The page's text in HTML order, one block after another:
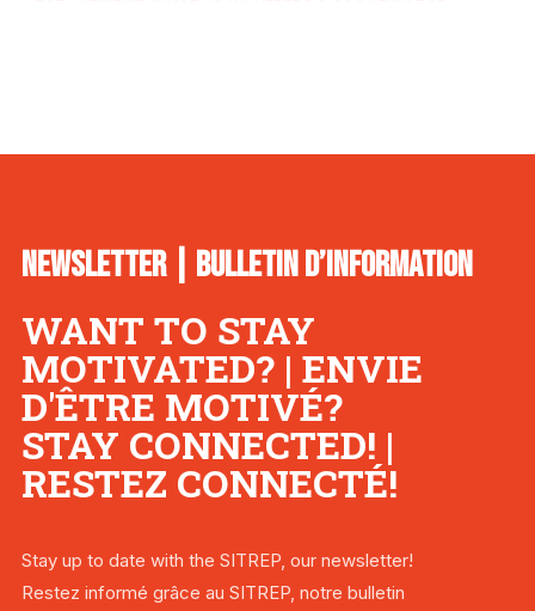
NEWSLETTER | BULLETIN D’INFORMATION
WANT TO STAY
MOTIVATED? | ENVIE
D'ÊTRE MOTIVÉ?
STAY CONNECTED! |
RESTEZ CONNECTÉ!
Stay up to date with the SITREP, our newsletter!
Restez informé grâce au SITREP, notre bulletin